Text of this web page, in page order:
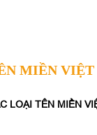
MIỀN